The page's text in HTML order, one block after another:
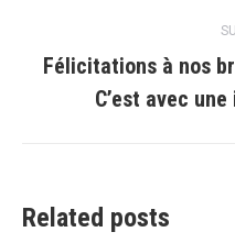
Félicitations à nos
C’est avec
Related posts